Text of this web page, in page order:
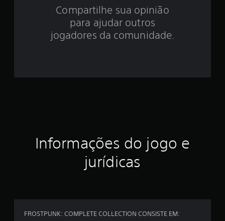
r
a
Compartilhe sua opinião
para ajudar outros
jogadores da comunidade.
Informações do jogo e
jurídicas
FROSTPUNK: COMPLETE COLLECTION CONSISTE EM: